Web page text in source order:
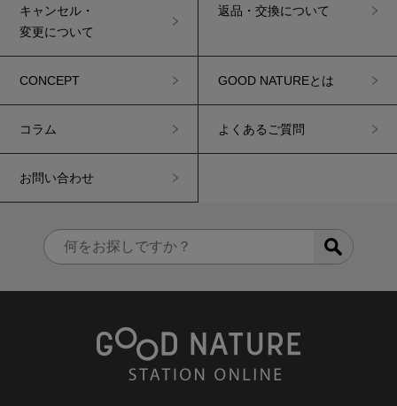
キャンセル・
変更について
返品・交換について
CONCEPT GOOD NATUREとは
コラム よくあるご質問
お問い合わせ